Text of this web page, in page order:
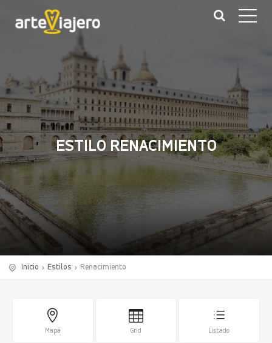
ESTILO RENACIMIENTO
Inicio Estilos Renacimiento
Mapa Grid Listado